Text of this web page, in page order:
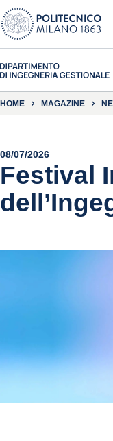
HOME MAGAZINE
08/07/2026
Festival